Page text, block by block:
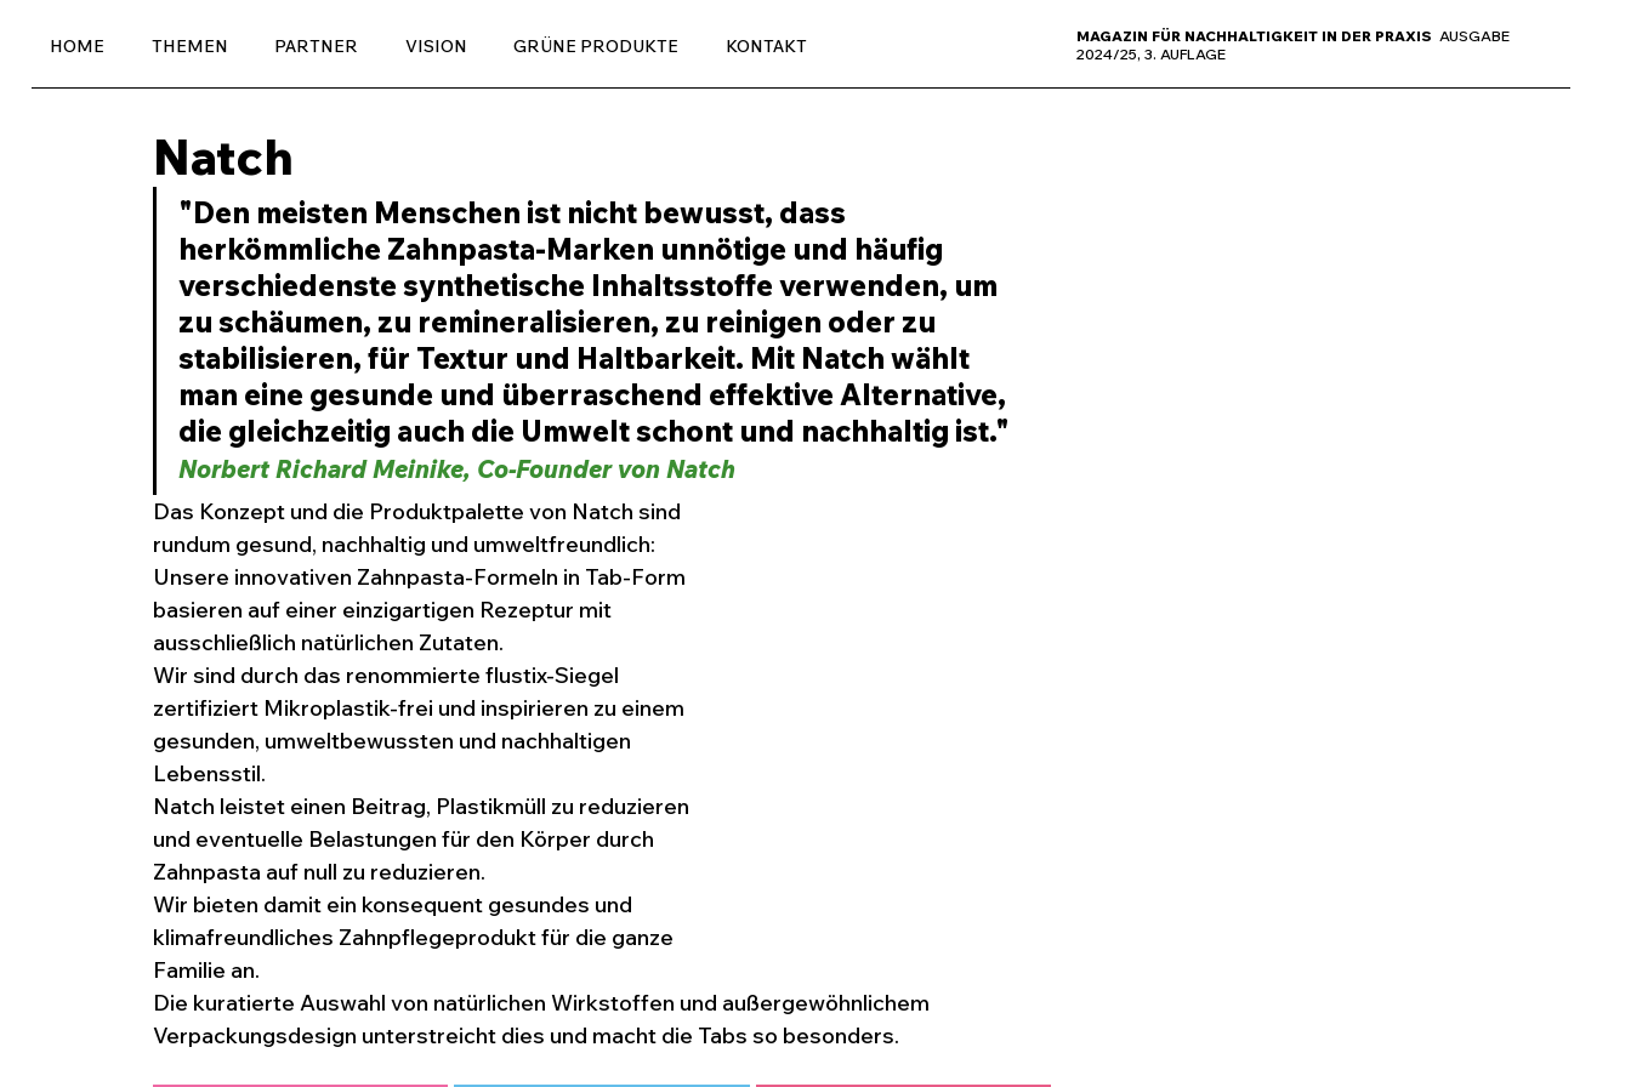
HOME THEMEN PARTNER VISION GRÜNE PRODUKTE KONTAKT MAGAZIN FÜR NACHHALTIGKEIT IN DER PRAXIS AUSGABE
2024/25, 3. AUFLAGE
Natch
"Den meisten Menschen ist nicht bewusst, dass
herkömmliche Zahnpasta-Marken unnötige und häufig
verschiedenste synthetische Inhaltsstoffe verwenden, um
zu schäumen, zu remineralisieren, zu reinigen oder zu
stabilisieren, für Textur und Haltbarkeit. Mit Natch wählt
man eine gesunde und überraschend effektive Alternative,
die gleichzeitig auch die Umwelt schont und nachhaltig ist."
Norbert Richard Meinike, Co-Founder von Natch
Das Konzept und die Produktpalette von Natch sind
rundum gesund, nachhaltig und umweltfreundlich:
Unsere innovativen Zahnpasta-Formeln in Tab-Form
basieren auf einer einzigartigen Rezeptur mit
ausschließlich natürlichen Zutaten.
Wir sind durch das renommierte flustix-Siegel
zertifiziert Mikroplastik-frei und inspirieren zu einem
gesunden, umweltbewussten und nachhaltigen
Lebensstil.
Natch leistet einen Beitrag, Plastikmüll zu reduzieren
und eventuelle Belastungen für den Körper durch
Zahnpasta auf null zu reduzieren.
Wir bieten damit ein konsequent gesundes und
klimafreundliches Zahnpflegeprodukt für die ganze
Familie an.
Die kuratierte Auswahl von natürlichen Wirkstoffen und außergewöhnlichem
Verpackungsdesign unterstreicht dies und macht die Tabs so besonders.